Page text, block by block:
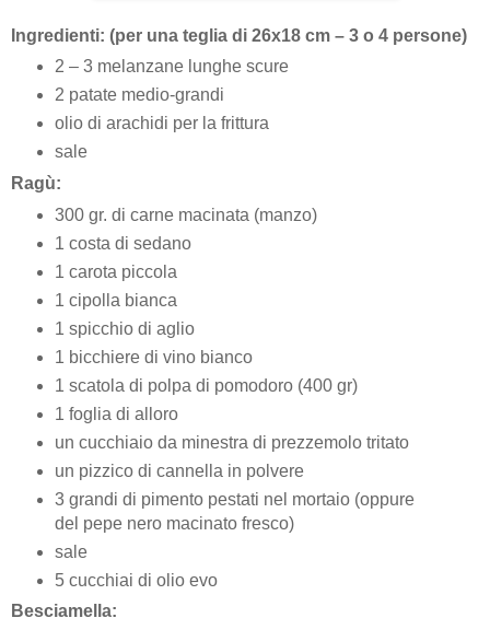
Ingredienti: (per una teglia di 26x18 cm – 3 o 4 persone)
2 – 3 melanzane lunghe scure
2 patate medio-grandi
olio di arachidi per la frittura
sale
Ragù:
300 gr. di carne macinata (manzo)
1 costa di sedano
1 carota piccola
1 cipolla bianca
1 spicchio di aglio
1 bicchiere di vino bianco
1 scatola di polpa di pomodoro (400 gr)
1 foglia di alloro
un cucchiaio da minestra di prezzemolo tritato
un pizzico di cannella in polvere
3 grandi di pimento pestati nel mortaio (oppure
del pepe nero macinato fresco)
sale
5 cucchiai di olio evo
Besciamella: